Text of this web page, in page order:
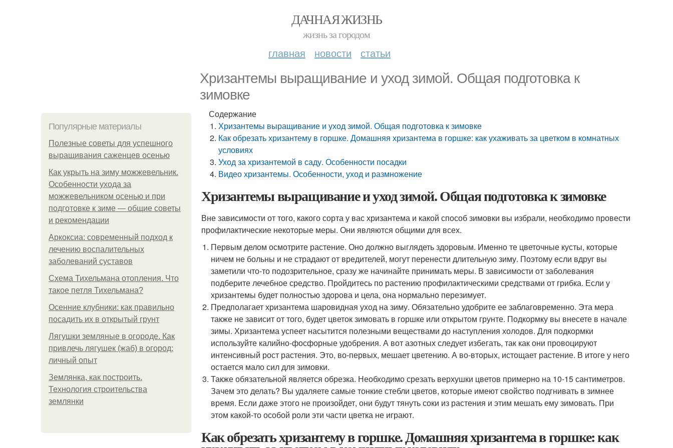
ДАЧНАЯ ЖИЗНЬ
жизнь за городом
главная новости статьи
Хризантемы выращивание и уход зимой. Общая подготовка к
зимовке
Популярные материалы
Полезные советы для успешного
выращивания саженцев осенью
Как укрыть на зиму можжевельник.
Особенности ухода за
можжевельником осенью и при
подготовке к зиме — общие советы
и рекомендации
Аркоксиа: современный подход к
лечению воспалительных
заболеваний суставов
Схема Тихельмана отопления. Что
такое петля Тихельмана?
Осенние клубники: как правильно
посадить их в открытый грунт
Лягушки земляные в огороде. Как
привлечь лягушек (жаб) в огород:
личный опыт
Землянка, как построить.
Технология строительства
землянки
Содержание
Хризантемы выращивание и уход зимой. Общая подготовка к зимовке
Как обрезать хризантему в горшке. Домашняя хризантема в горшке: как ухаживать за цветком в комнатных
условиях
Уход за хризантемой в саду. Особенности посадки
Видео хризантемы. Особенности, уход и размножение
Хризантемы выращивание и уход зимой. Общая подготовка к зимовке
Вне зависимости от того, какого сорта у вас хризантема и какой способ зимовки вы избрали, необходимо провести
профилактические некоторые меры. Они являются общими для всех.
Первым делом осмотрите растение. Оно должно выглядеть здоровым. Именно те цветочные кусты, которые
ничем не больны и не страдают от вредителей, могут перенести длительную зиму. Поэтому если вдруг вы
заметили что-то подозрительное, сразу же начинайте принимать меры. В зависимости от заболевания
подберите лечебное средство. Пройдитесь по растению профилактическими средствами от грибка. Если у
хризантемы будет полностью здорова и цела, она нормально перезимует.
Предполагает хризантема шаровидная уход на зиму. Обязательно удобрите ее заблаговременно. Эта мера
также не зависит от того, будет цветок зимовать в горшке или открытом грунте. Подкормку вы внесете в начале
зимы. Хризантема успеет насытится полезными веществами до наступления холодов. Для подкормки
используйте калийно-фосфорные удобрения. А вот азотных следует избегать, так как они провоцируют
интенсивный рост растения. Это, во-первых, мешает цветению. А во-вторых, истощает растение. В итоге у него
остается мало сил для зимовки.
Также обязательной является обрезка. Необходимо срезать верхушки цветов примерно на 10-15 сантиметров.
Зачем это делать? Вы удаляете самые тонкие стебли цветов, которые имеют свойство подгнивать в зимнее
время. Если даже этого не произойдет, они будут тянуть соки из растения и этим мешать ему зимовать. При
этом какой-то особой роли эти части цветка не играют.
Как обрезать хризантему в горшке. Домашняя хризантема в горшке: как